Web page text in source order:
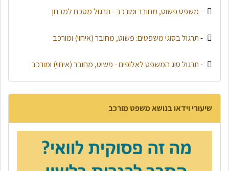
-משפט פשוט, מחובר ומורכב - תרגול מסכם למבחן
-תרגול בסוגי משפטים: פשוט, מחובר (איחוי) ומורכב
-תרגול סוג המשפט לאלופים - פשוט, מחובר (איחוי) ומורכב
שיעורי וידאו בנושא משפט מורכב